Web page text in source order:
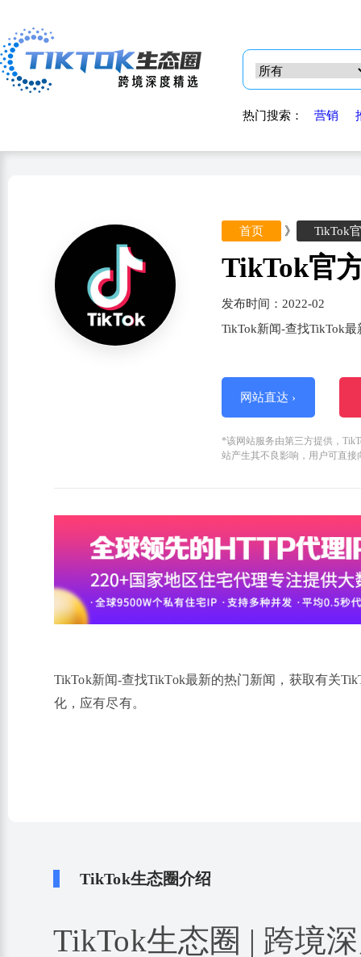
热门搜索： 营销
首页 》 TikTok
TikTok官
发布时间：2022-02
TikTok新闻-查找TikTok
网站直达 ›
*该网站服务由第三方提供，
站产生其不良影响，用户可直
TikTok新闻-查找TikTok最新的热门新闻，获取有关
化，应有尽有。
TikTok生态圈介绍
TikTok生态圈 | 跨境